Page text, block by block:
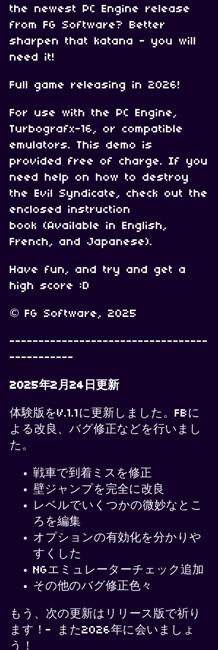
the newest PC Engine release
from FG Software? Better
sharpen that katana - you will
need it!
Full game releasing in 2026!
For use with the PC Engine,
Turbografx-16, or compatible
emulators. This demo is
provided free of charge. If you
need help on how to destroy
the Evil Syndicate, check out the
enclosed instruction
book (Available in English,
French, and Japanese).
Have fun, and try and get a
high score :D
© FG Software, 2025
----------------------------------
-----------
2025年2月24日更新
体験版をV.1.1に更新しました。FBに
よる改良、バグ修正などを行いまし
た。
戦車で到着ミスを修正
壁ジャンプを完全に改良
レベルでいくつかの微妙なとこ
ろを編集
オプションの有効化を分かりや
すくした
NGエミュレーターチェック追加
その他のバグ修正色々
もう、次の更新はリリース版で祈り
ます！- また2026年に会いましょ
う！